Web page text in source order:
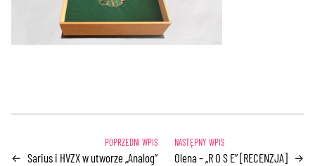
← Sarius i HVZX w utworze „Analog” Olena – „R O S E” [RECENZJA] →